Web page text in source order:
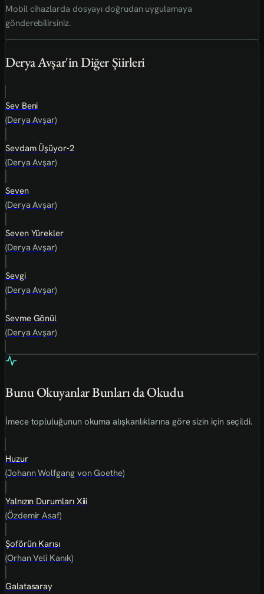
Mobil cihazlarda dosyayı doğrudan uygulamaya
gönderebilirsiniz.
Derya Avşar'in Diğer Şiirleri
Sev Beni
(Derya Avşar)
Sevdam Üşüyor-2
(Derya Avşar)
Seven
(Derya Avşar)
Seven Yürekler
(Derya Avşar)
Sevgi
(Derya Avşar)
Sevme Gönül
(Derya Avşar)
Bunu Okuyanlar Bunları da Okudu
İmece topluluğunun okuma alışkanlıklarına göre sizin için seçildi.
Huzur
(Johann Wolfgang von Goethe)
Yalnızın Durumları Xiii
(Özdemir Asaf)
Şoförün Karısı
(Orhan Veli Kanık)
Galatasaray